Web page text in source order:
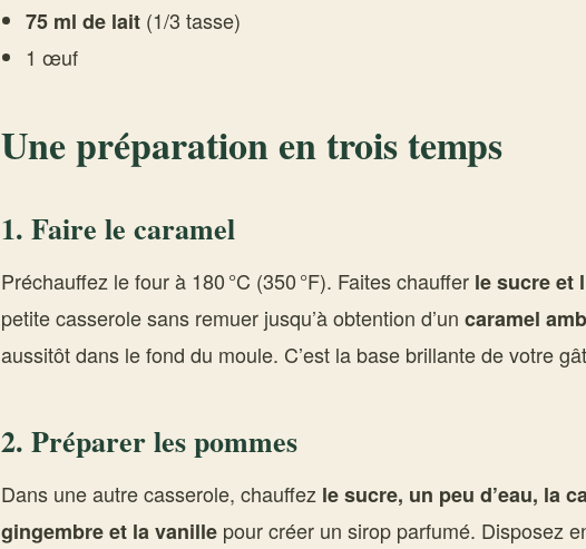
75 ml de lait(1/3 tasse)
1 œuf
Une préparation en trois temps
1. Faire le caramel
Préchauffez le four à 180 °C (350 °F). Faites chauffer le sucre et
petite casserole sans remuer jusqu’à obtention d’un caramel
aussitôt dans le fond du moule. C’est la base brillante de votre
2. Préparer les pommes
Dans une autre casserole, chauffez le sucre, un peu d’eau, la
gingembre et la vanille pour créer un sirop parfumé. Disposez